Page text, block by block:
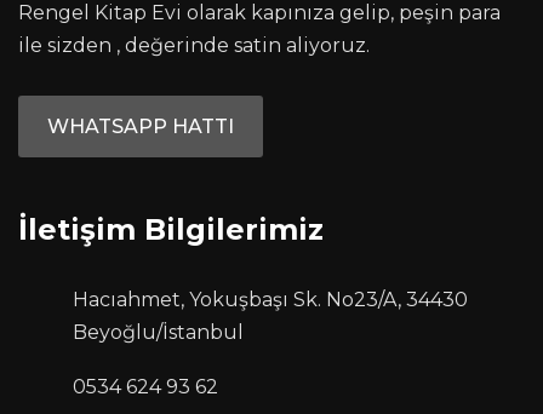
Rengel Kitap Evi olarak kapınıza gelip, peşin para
ile sizden , değerinde satin aliyoruz.
WHATSAPP HATTI
İletişim Bilgilerimiz
Hacıahmet, Yokuşbaşı Sk. No23/A, 34430
Beyoğlu/İstanbul
0534 624 93 62